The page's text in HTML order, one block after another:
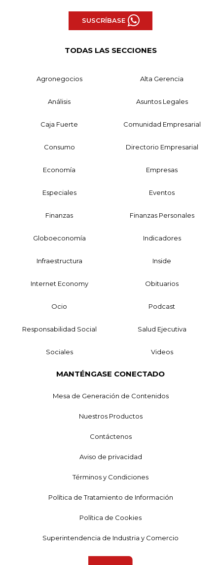
SUSCRÍBASE
TODAS LAS SECCIONES
Agronegocios Alta Gerencia
Análisis Asuntos Legales
Caja Fuerte Comunidad Empresarial
Consumo Directorio Empresarial
Economía Empresas
Especiales Eventos
Finanzas Finanzas Personales
Globoeconomía Indicadores
Infraestructura Inside
Internet Economy Obituarios
Ocio Podcast
Responsabilidad Social Salud Ejecutiva
Sociales Videos
MANTÉNGASE CONECTADO
Mesa de Generación de Contenidos
Nuestros Productos
Contáctenos
Aviso de privacidad
Términos y Condiciones
Política de Tratamiento de Información
Política de Cookies
Superintendencia de Industria y Comercio